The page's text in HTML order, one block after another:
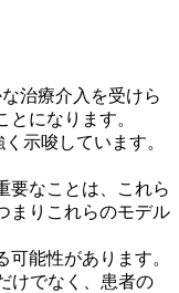
治療介入を受けら
になります。
示唆しています。
要なことは、これら
まりこれらのモデル
能性があります。
けでなく、患者の